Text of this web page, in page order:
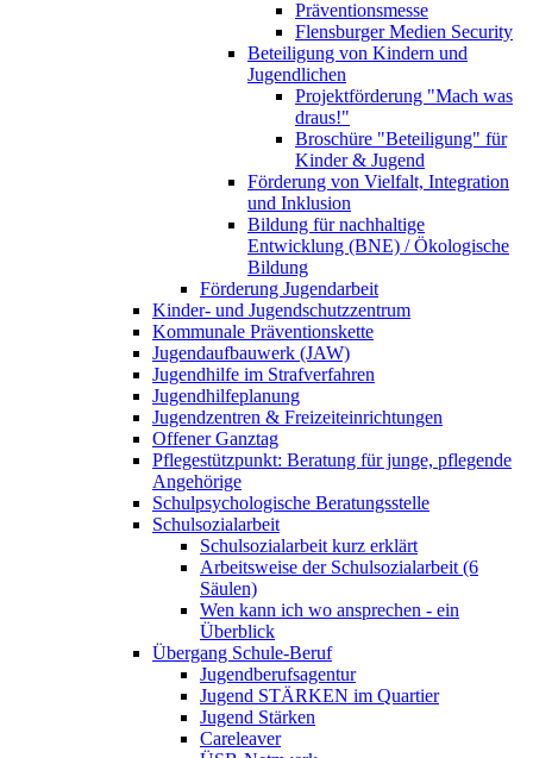
Präventionsmesse
Flensburger Medien Security
Beteiligung von Kindern und
Jugendlichen
Projektförderung "Mach was
draus!"
Broschüre "Beteiligung" für
Kinder & Jugend
Förderung von Vielfalt, Integration
und Inklusion
Bildung für nachhaltige
Entwicklung (BNE) / Ökologische
Bildung
Förderung Jugendarbeit
Kinder- und Jugendschutzzentrum
Kommunale Präventionskette
Jugendaufbauwerk (JAW)
Jugendhilfe im Strafverfahren
Jugendhilfeplanung
Jugendzentren & Freizeiteinrichtungen
Offener Ganztag
Pflegestützpunkt: Beratung für junge, pflegende
Angehörige
Schulpsychologische Beratungsstelle
Schulsozialarbeit
Schulsozialarbeit kurz erklärt
Arbeitsweise der Schulsozialarbeit (6
Säulen)
Wen kann ich wo ansprechen - ein
Überblick
Übergang Schule-Beruf
Jugendberufsagentur
Jugend STÄRKEN im Quartier
Jugend Stärken
Careleaver